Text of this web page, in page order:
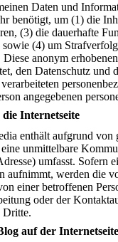
Daten und
benötigt, um (1) die
(3) die dauerhafte
sowie (4) um
anonym
den Datenschutz und
angegebenen
Internetseite
enthält aufgrund von
unmittelbare
umfasst.
aufnimmt, werden die
einer betroffenen
oder der
Dritte.
auf der Internetseite